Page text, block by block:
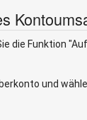
die Funktion
und